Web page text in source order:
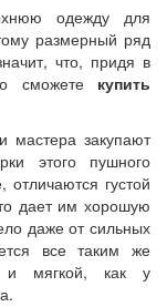
одежду для
размерный ряд
что, придя в
сможете купить
мастера закупают
этого пушного
густой
дает им хорошую
даже от сильных
все таким же
и мягкой, как у